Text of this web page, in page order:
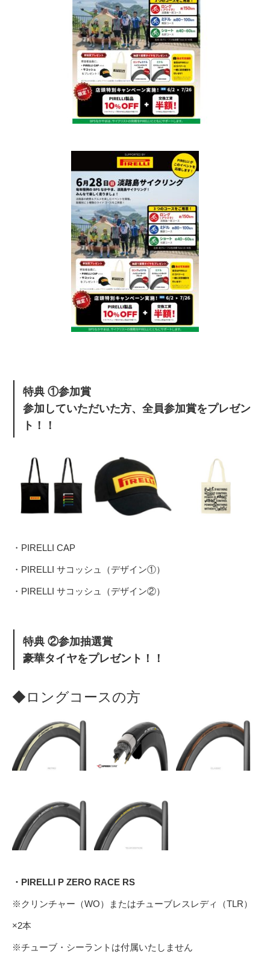
特典 ①参加賞
参加していただいた方、全員参加賞をプレゼン
ト！！
・PIRELLI CAP
・PIRELLI サコッシュ（デザイン①）
・PIRELLI サコッシュ（デザイン②）
特典 ②参加抽選賞
豪華タイヤをプレゼント！！
◆ロングコースの方
・PIRELLI P ZERO RACE RS
※クリンチャー（WO）またはチューブレスレディ（TLR）
×2本
※チューブ・シーラントは付属いたしません